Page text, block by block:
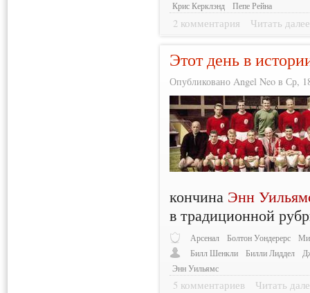
Крис Керклэнд
Пепе Рейна
2 комментария Читать далее
Этот день в
Опубликовано Angel Neo в Ср,
кончина Энн
в традиционной
Арсенал Болтон Уондерерс
Билл Шенкли
Билли Лиддел
Энн Уильямс
5 комментариев Читать